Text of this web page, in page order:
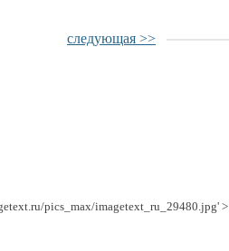
следующая >>
pics_max/imagetext_ru_29480.jpg' >